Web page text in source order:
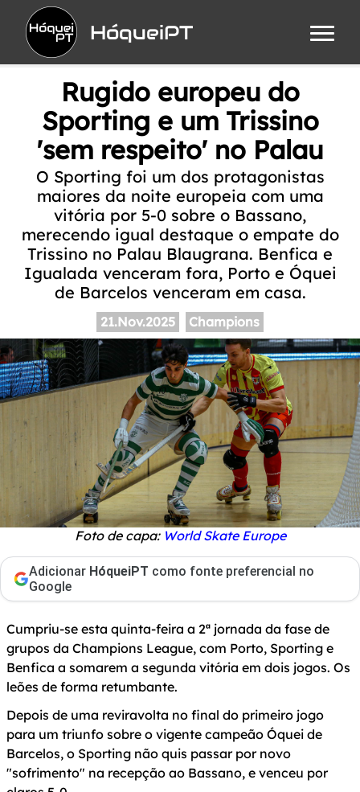
HóqueiPT
Rugido europeu do
Sporting e um Trissino
'sem respeito' no Palau
O Sporting foi um dos protagonistas
maiores da noite europeia com uma
vitória por 5-0 sobre o Bassano,
merecendo igual destaque o empate do
Trissino no Palau Blaugrana. Benfica e
Igualada venceram fora, Porto e Óquei
de Barcelos venceram em casa.
21.Nov.2025 Champions
Foto de capa: World Skate Europe
Adicionar HóqueiPT como fonte preferencial no
Google
Cumpriu-se esta quinta-feira a 2ª jornada da fase de
grupos da Champions League, com Porto, Sporting e
Benfica a somarem a segunda vitória em dois jogos. Os
leões de forma retumbante.
Depois de uma reviravolta no final do primeiro jogo
para um triunfo sobre o vigente campeão Óquei de
Barcelos, o Sporting não quis passar por novo
"sofrimento" na recepção ao Bassano, e venceu por